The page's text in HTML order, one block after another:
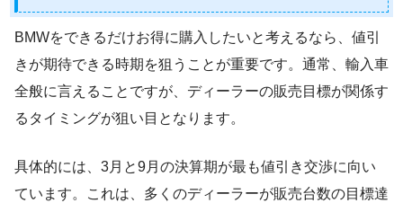
BMWをできるだけお得に購入したいと考えるなら、値引
きが期待できる時期を狙うことが重要です。通常、輸入車
全般に言えることですが、ディーラーの販売目標が関係す
るタイミングが狙い目となります。
具体的には、3月と9月の決算期が最も値引き交渉に向い
ています。これは、多くのディーラーが販売台数の目標達